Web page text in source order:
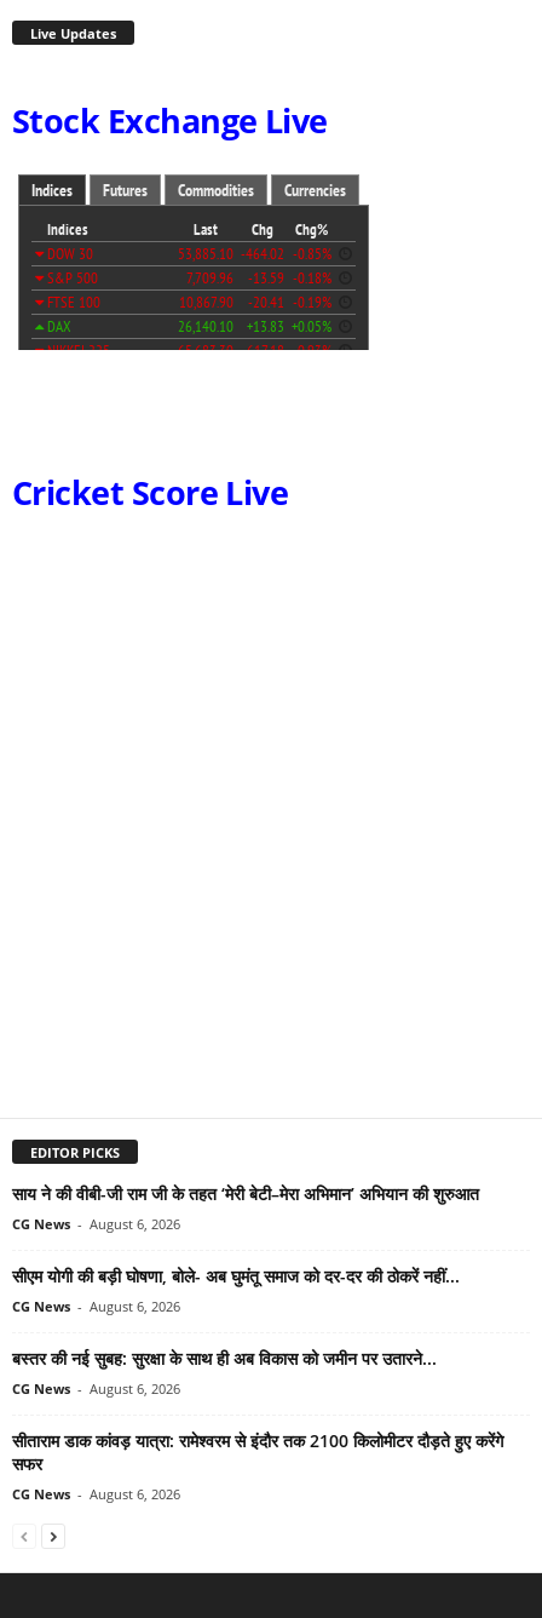
Live Updates
Stock Exchange Live
Cricket Score Live
EDITOR PICKS
साय ने की वीबी-जी राम जी के तहत ‘मेरी बेटी–मेरा अभिमान’ अभियान की शुरुआत
CG News - August 6, 2026
सीएम योगी की बड़ी घोषणा, बोले- अब घुमंतू समाज को दर-दर की ठोकरें नहीं...
CG News - August 6, 2026
बस्तर की नई सुबह: सुरक्षा के साथ ही अब विकास को जमीन पर उतारने...
CG News - August 6, 2026
सीताराम डाक कांवड़ यात्रा: रामेश्वरम से इंदौर तक 2100 किलोमीटर दौड़ते हुए करेंगे
सफर
CG News - August 6, 2026